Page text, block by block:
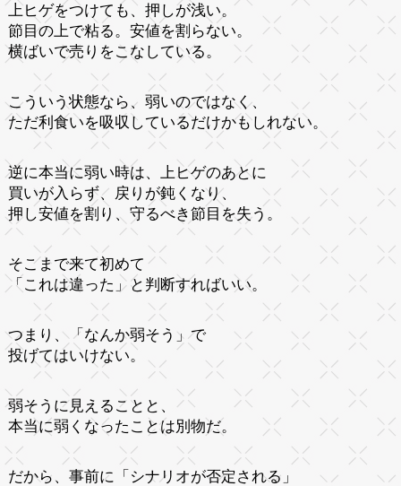
上ヒゲをつけても、押しが浅い。
節目の上で粘る。安値を割らない。
横ばいで売りをこなしている。
こういう状態なら、弱いのではなく、
ただ利食いを吸収しているだけかもしれない。
逆に本当に弱い時は、上ヒゲのあとに
買いが入らず、戻りが鈍くなり、
押し安値を割り、守るべき節目を失う。
そこまで来て初めて
「これは違った」と判断すればいい。
つまり、「なんか弱そう」で
投げてはいけない。
弱そうに見えることと、
本当に弱くなったことは別物だ。
だから、事前に「シナリオが否定される」